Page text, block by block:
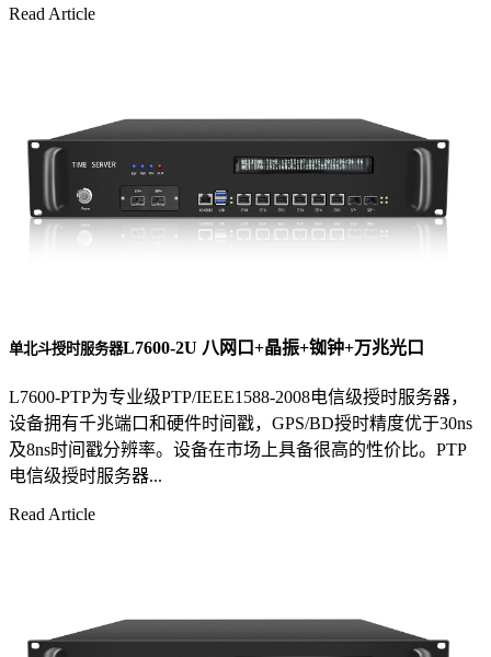
Read Article
单北斗授时服务器L7600-2U 八网口+晶振+铷钟+万兆光口
L7600-PTP为专业级PTP/IEEE1588-2008电信级授时服务器，
设备拥有千兆端口和硬件时间戳，GPS/BD授时精度优于30ns
及8ns时间戳分辨率。设备在市场上具备很高的性价比。PTP
电信级授时服务器...
Read Article